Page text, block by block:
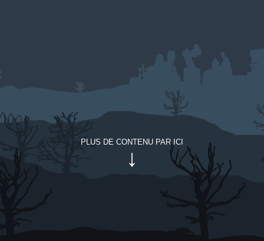
PLUS DE CONTENU PAR ICI
↓